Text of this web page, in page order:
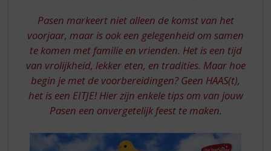
EEN
PAASBRUNCH
Pasen markeert niet alleen de komst van het
voorjaar, maar is ook een gelegenheid om samen
te komen met familie en vrienden. Het is een tijd
van vrolijkheid, lekker eten, en tradities. Maar hoe
begin je met de voorbereidingen? Geen HAAS(t),
het is een EITJE! Hier zijn enkele tips om van jouw
Pasen een onvergetelijk feest te maken.